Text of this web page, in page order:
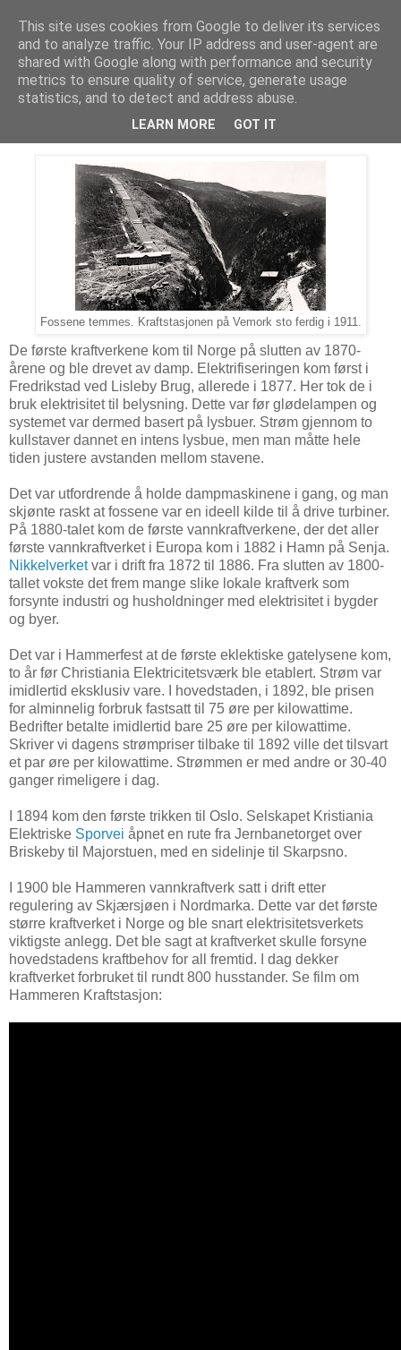
Arkitektur & Miljøteknologi
11 februar 2018
150 år med strøm i Norge
Fossene temmes. Kraftstasjonen på Vemork sto ferdig i 1911.
De første kraftverkene kom til Norge på slutten av 1870-
årene og ble drevet av damp. Elektrifiseringen kom først i
Fredrikstad ved Lisleby Brug, allerede i 1877. Her tok de i
bruk elektrisitet til belysning. Dette var før glødelampen og
systemet var dermed basert på lysbuer. Strøm gjennom to
kullstaver dannet en intens lysbue, men man måtte hele
tiden justere avstanden mellom stavene.
Det var utfordrende å holde dampmaskinene i gang, og man
skjønte raskt at fossene var en ideell kilde til å drive turbiner.
På 1880-talet kom de første vannkraftverkene, der det aller
første vannkraftverket i Europa kom i 1882 i Hamn på Senja.
Nikkelverketvar i drift fra 1872 til 1886. Fra slutten av 1800-
tallet vokste det frem mange slike lokale kraftverk som
forsynte industri og husholdninger med elektrisitet i bygder
og byer.
Det var i Hammerfest at de første eklektiske gatelysene kom,
to år før Christiania Elektricitetsværk ble etablert. Strøm var
imidlertid eksklusiv vare. I hovedstaden, i 1892, ble prisen
for alminnelig forbruk fastsatt til 75 øre per kilowattime.
Bedrifter betalte imidlertid bare 25 øre per kilowattime.
Skriver vi dagens strømpriser tilbake til 1892 ville det tilsvart
et par øre per kilowattime. Strømmen er med andre or 30-40
ganger rimeligere i dag.
I 1894 kom den første trikken til Oslo. Selskapet Kristiania
Elektriske Sporvei åpnet en rute fra Jernbanetorget over
Briskeby til Majorstuen, med en sidelinje til Skarpsno.
I 1900 ble Hammeren vannkraftverk satt i drift etter
regulering av Skjærsjøen i Nordmarka. Dette var det første
større kraftverket i Norge og ble snart elektrisitetsverkets
viktigste anlegg. Det ble sagt at kraftverket skulle forsyne
hovedstadens kraftbehov for all fremtid. I dag dekker
kraftverket forbruket til rundt 800 husstander. Se film om
Hammeren Kraftstasjon:
This site uses cookies from Google to deliver its services
and to analyze traffic. Your IP address and user-agent are
shared with Google along with performance and security
metrics to ensure quality of service, generate usage
statistics, and to detect and address abuse.
LEARN MORE GOT IT